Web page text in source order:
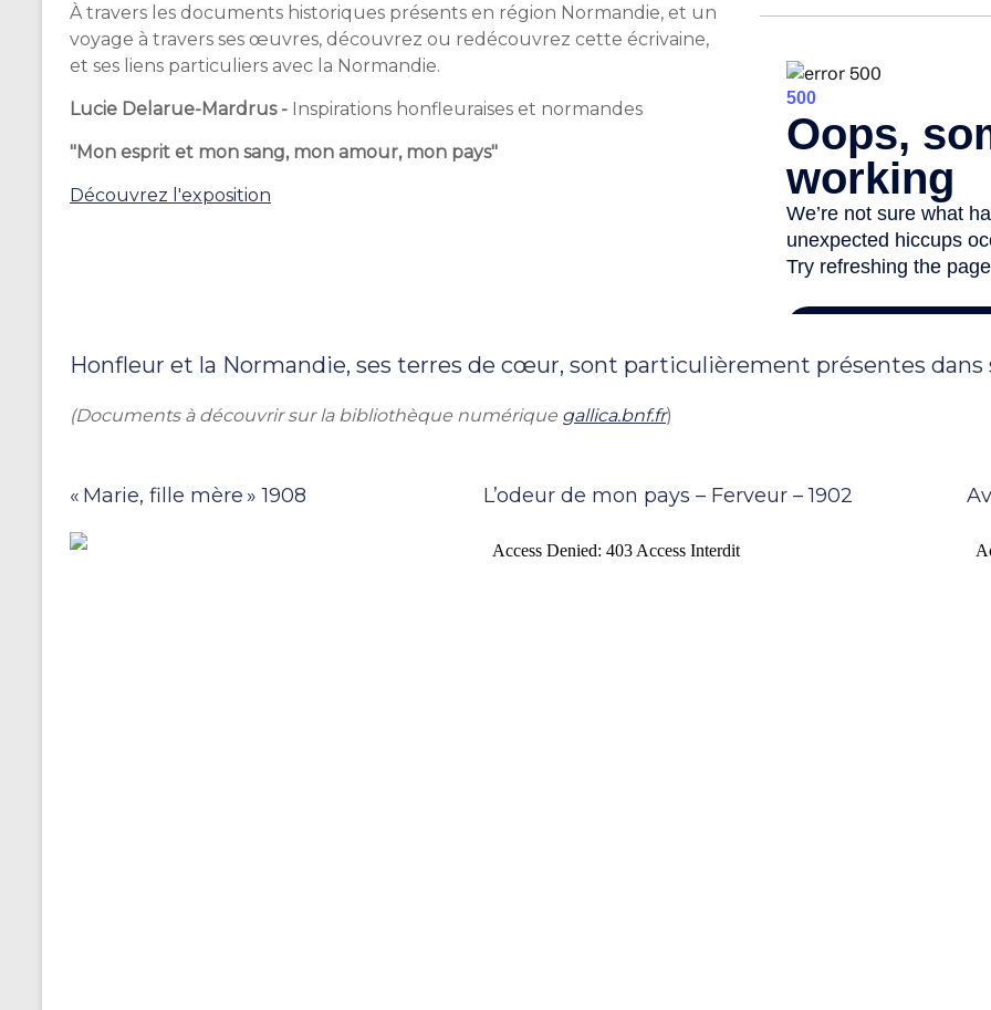
À travers les documents historiques présents en région Normandie, et un
voyage à travers ses œuvres, découvrez ou redécouvrez cette écrivaine,
et ses liens particuliers avec la Normandie.
Lucie Delarue-Mardrus - Inspirations honfleuraises et normandes
"Mon esprit et mon sang, mon amour, mon pays"
Découvrez l'exposition
Honfleur et la Normandie, ses terres de cœur, sont particulièrement présentes dans
(Documents à découvrir sur la bibliothèque numérique gallica.bnf.fr)
« Marie, fille mère » 1908 L’odeur de mon pays – Ferveur – 1902